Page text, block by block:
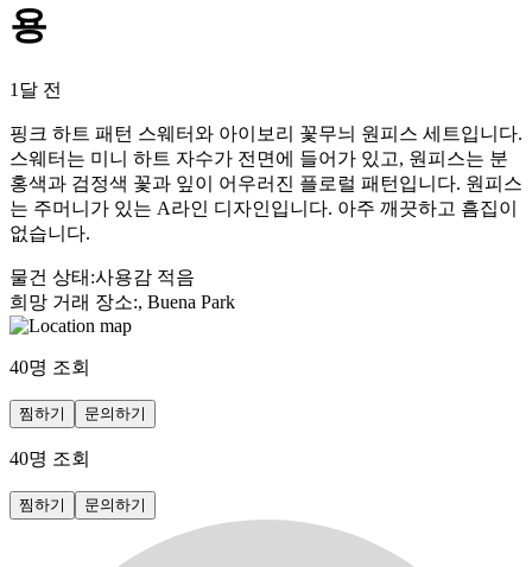
용
1달 전
핑크 하트 패턴 스웨터와 아이보리 꽃무늬 원피스 세트입니다.
스웨터는 미니 하트 자수가 전면에 들어가 있고, 원피스는 분
홍색과 검정색 꽃과 잎이 어우러진 플로럴 패턴입니다. 원피스
는 주머니가 있는 A라인 디자인입니다. 아주 깨끗하고 흠집이
없습니다.
물건 상태 :사용감 적음
희망 거래 장소:, Buena Park
40명 조회
찜하기 문의하기
40명 조회
찜하기 문의하기